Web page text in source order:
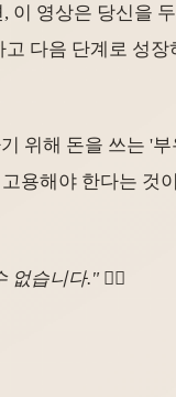
이 영상은 당신을
다음 단계로 성장
위해 돈을 쓰는 '부
용해야 한다는 것
습니다." 🙅‍♂️